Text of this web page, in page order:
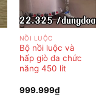
NỒI LUỘC
Bộ nồi luộc và
hấp giò đa chức
năng 450 lít
999.999₫